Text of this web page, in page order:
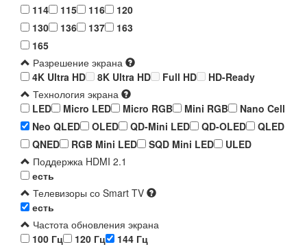
114
115 116
120
130
136 137
163
165
Разрешение экрана
4K Ultra HD
8K Ultra HD Full HD
HD-Ready
Технология экрана
LED
Micro LED Micro RGB Mini RGB
Nano Cell
Neo QLED
OLED QD-Mini LED QD-OLED
QLED
QNED
RGB Mini LED SQD Mini LED
ULED
Поддержка HDMI 2.1
есть
Телевизоры со Smart TV
есть
Частота обновления экрана
100 Гц
120 Гц
144 Гц